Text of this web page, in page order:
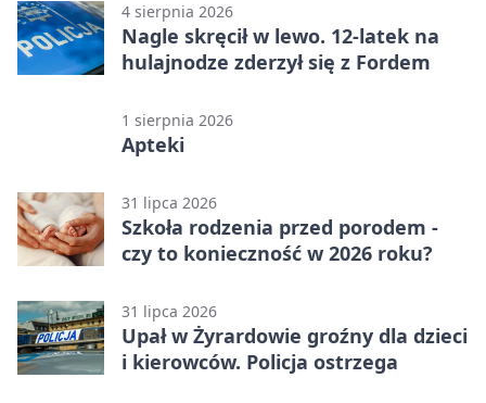
4 sierpnia 2026
Nagle skręcił w lewo. 12-latek na
hulajnodze zderzył się z Fordem
1 sierpnia 2026
Apteki
31 lipca 2026
Szkoła rodzenia przed porodem -
czy to konieczność w 2026 roku?
31 lipca 2026
Upał w Żyrardowie groźny dla dzieci
i kierowców. Policja ostrzega